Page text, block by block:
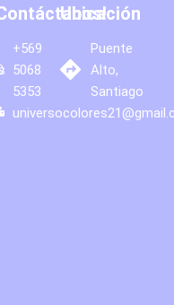
+569
5068
5353
Ubicación
Puente
Alto,
Santiago